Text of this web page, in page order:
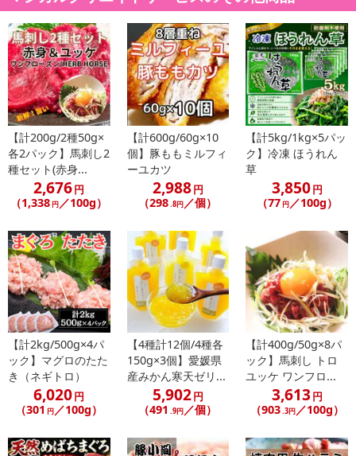
内容量：1kg（25g×20個×2パック）
原材料：牡蛎（中国）、衣（パン粉、小麦粉、小麦でんぷん、食
塩）、調味料（アミノ酸）、増粘剤（グァーガム）、着色料（パプ
リカ色素）、（一部に小麦、大豆を含む）
保存：冷凍
賞味期限：出荷より2か月以上
・賞味期限：出荷より2か月以上
・原産国（最終加工地）：最終加工地：日本
・原材料/材質/素材：牡蛎（中国）、衣（パン粉、小麦粉、小麦で
んぷん、食塩）、調味料（アミノ酸）、増粘剤（グァーガム）、着
・アレルギー表示：小麦、大豆
・お召し上がり方：170から180℃の油できつね色になるまで上げて
下さい
注意事項
【賞味・消費期限のある商品について】
商品到着時点でのお日持ち期間は、配送日数などにより異なります
のでご了承ください。
※お申込み後のキャンセルはお受けできません。
【計200g/2種50g×
各2パック】馬刺し2
種セット(赤身...
2,676円
（1,338 円 ／100g）
【計600g/60g×10
個】豚ももミルフィ
ーユカツ
2,988円
（298 .8円 ／個）
【計5kg/1kg×5パッ
ク】冷凍 ほうれん
草
3,850円
（77 円／100g）
【計2kg/500g×4パ
ック】マグロのたた
き（ネギトロ）
6,020円
（301 円／100g）
【4種計12個/4種各
150g×3個】愛媛県
産みかん寒天ゼリ...
5,902円
（491 .9円／個）
【計400g/50g×8パ
ック】馬刺し トロ
ユッケ ワンフロ...
3,613円
（903.3円／100g）